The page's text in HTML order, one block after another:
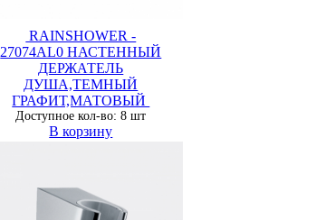
RAINSHOWER -
27074AL0 НАСТЕННЫЙ
ДЕРЖАТЕЛЬ
ДУША,ТЕМНЫЙ
ГРАФИТ,МАТОВЫЙ
Доступное кол-во: 8 шт
В корзину